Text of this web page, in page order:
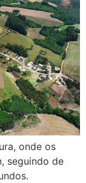
onde os
seguindo de